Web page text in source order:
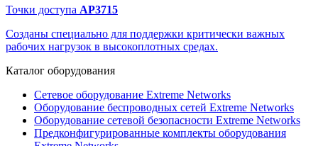
Точки доступа AP3715
Созданы специально для поддержки критически важных
рабочих нагрузок в высокоплотных средах.
Каталог оборудования
Сетевое оборудование Extreme Networks
Оборудование беспроводных сетей Extreme Networks
Оборудование сетевой безопасности Extreme Networks
Предконфигурированные комплекты оборудования